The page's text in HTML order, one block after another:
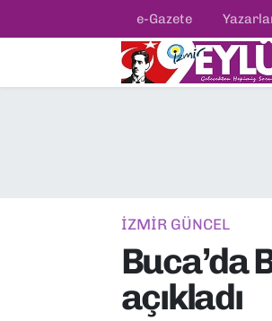
e-Gazete
İZMİR GÜNCEL
Buca’da
açıkladı
Resmi İlanlar
EKONOMİ
KÜLTÜR SANAT
Konak Nöbetçi Eczaneler
Tüm Manşetler
Son Dakika Haberleri